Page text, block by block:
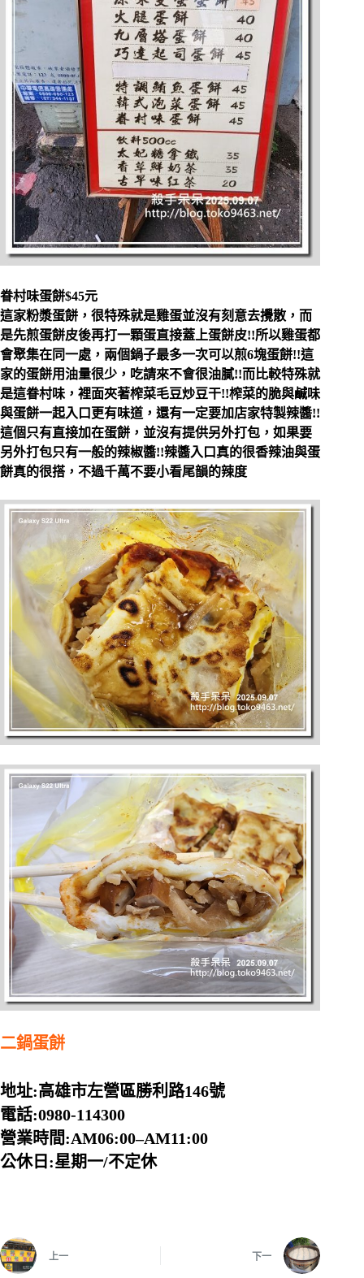
眷村味蛋餅$45元
這家粉漿蛋餅，很特殊就是雞蛋並沒有刻意去攪散，而
是先煎蛋餅皮後再打一顆蛋直接蓋上蛋餅皮!!所以雞蛋都
會聚集在同一處，兩個鍋子最多一次可以煎6塊蛋餅!!這
家的蛋餅用油量很少，吃請來不會很油膩!!而比較特殊就
是這眷村味，裡面夾著榨菜毛豆炒豆干!!榨菜的脆與鹹味
與蛋餅一起入口更有味道，還有一定要加店家特製辣醬!!
這個只有直接加在蛋餅，並沒有提供另外打包，如果要
另外打包只有一般的辣椒醬!!辣醬入口真的很香辣油與蛋
餅真的很搭，不過千萬不要小看尾韻的辣度
二鍋蛋餅
地址:高雄市左營區勝利路146號
電話:0980-114300
營業時間:AM06:00–AM11:00
公休日:星期一/不定休
上一 下一